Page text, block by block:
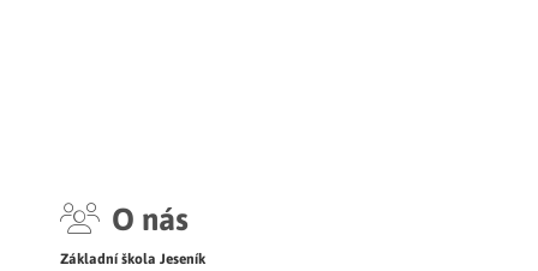
O nás
Základní škola Jeseník